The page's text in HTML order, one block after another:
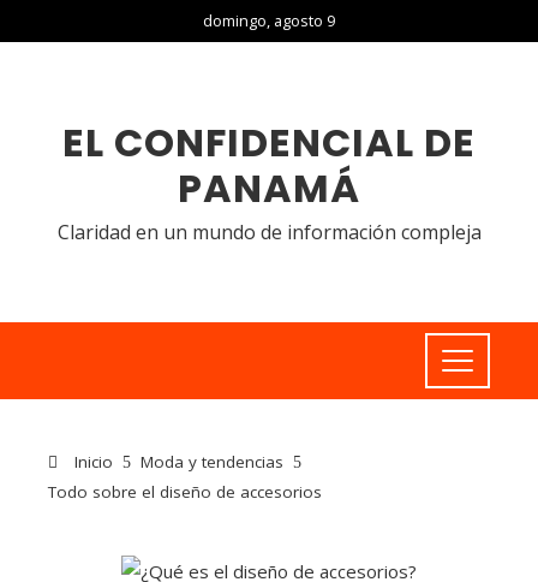
domingo, agosto 9
EL CONFIDENCIAL DE
PANAMÁ
Claridad en un mundo de información compleja
Inicio
Moda y tendencias
Todo sobre el diseño de accesorios